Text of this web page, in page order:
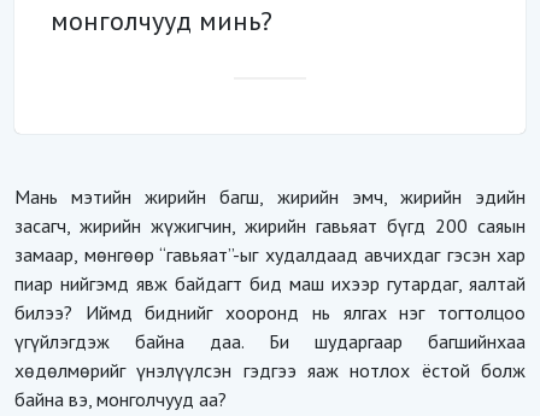
монголчууд минь?
Мань мэтийн жирийн багш, жирийн эмч, жирийн эдийн
засагч, жирийн жүжигчин, жирийн гавьяат бүгд 200 саяын
замаар, мөнгөөр “гавьяат”-ыг худалдаад авчихдаг гэсэн хар
пиар нийгэмд явж байдагт бид маш ихээр гутардаг, яалтай
билээ? Иймд биднийг хооронд нь ялгах нэг тогтолцоо
үгүйлэгдэж байна даа. Би шударгаар багшийнхаа
хөдөлмөрийг үнэлүүлсэн гэдгээ яаж нотлох ёстой болж
байна вэ, монголчууд аа?